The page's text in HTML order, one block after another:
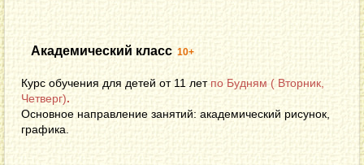
Академический класс 10+
Курс обучения для детей от 11 летпо Будням ( Вторник,
Четверг).
Основное направление занятий: академический рисунок,
графика.